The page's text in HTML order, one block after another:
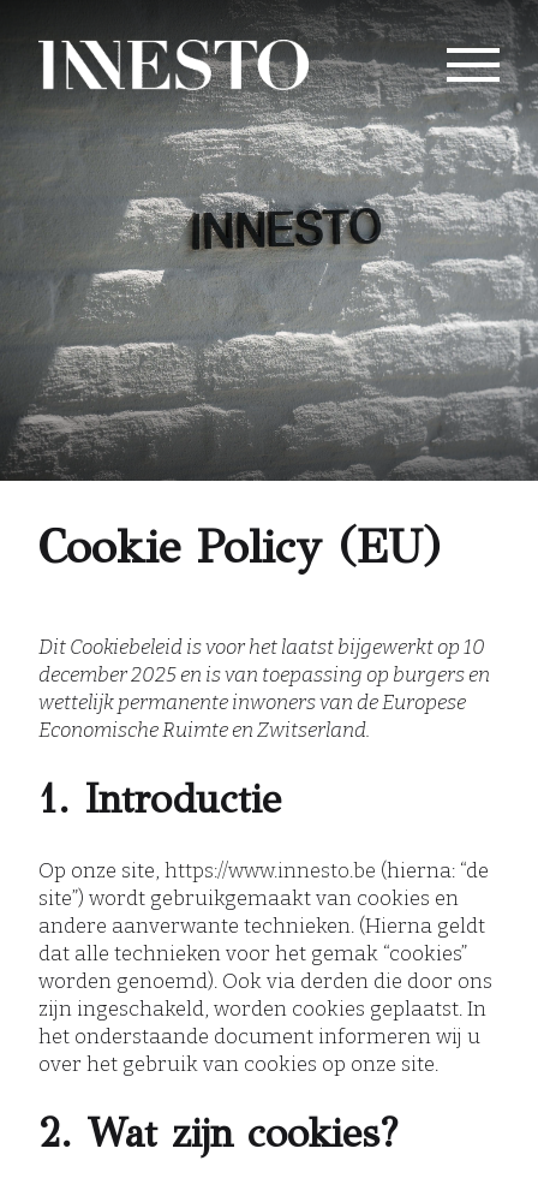
Cookie Policy (EU)
Dit Cookiebeleid is voor het laatst bijgewerkt op 10
december 2025 en is van toepassing op burgers en
wettelijk permanente inwoners van de Europese
Economische Ruimte en Zwitserland.
1. Introductie
Op onze site, https://www.innesto.be (hierna: “de
site”) wordt gebruikgemaakt van cookies en
andere aanverwante technieken. (Hierna geldt
dat alle technieken voor het gemak “cookies”
worden genoemd). Ook via derden die door ons
zijn ingeschakeld, worden cookies geplaatst. In
het onderstaande document informeren wij u
over het gebruik van cookies op onze site.
2. Wat zijn cookies?